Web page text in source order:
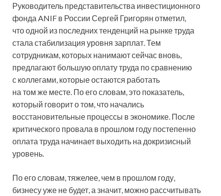
Руководитель представительства инвестиционного
фонда ANIF в России Сергей Григорян отметил,
что одной из последних тенденций на рынке труда
стала стабилизация уровня зарплат. Тем
сотрудникам, которых нанимают сейчас вновь,
предлагают большую оплату труда по сравнению
с коллегами, которые остаются работать
на том же месте. По его словам, это показатель,
который говорит о том, что начались
восстановительные процессы в экономике. После
критического провала в прошлом году постепенно
оплата труда начинает выходить на докризисный
уровень.
По его словам, тяжелее, чем в прошлом году,
бизнесу уже не будет, а значит, можно рассчитывать